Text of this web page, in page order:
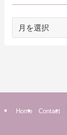
Home Contact